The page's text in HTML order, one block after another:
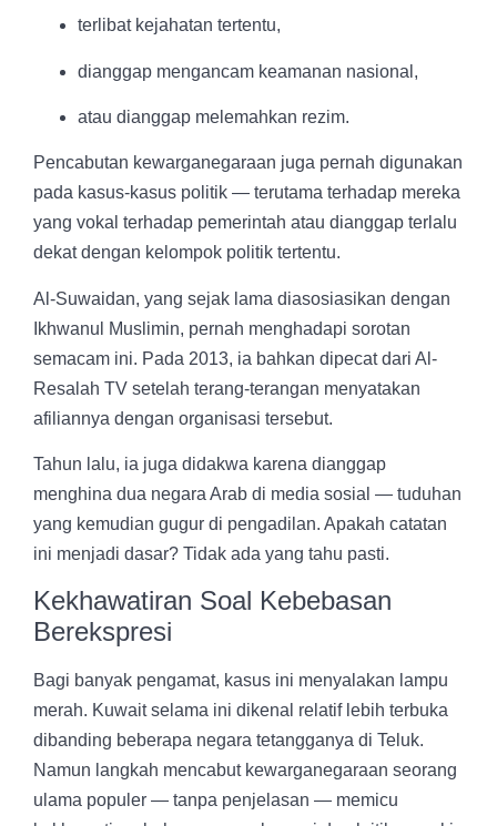
terlibat kejahatan tertentu,
dianggap mengancam keamanan nasional,
atau dianggap melemahkan rezim.
Pencabutan kewarganegaraan juga pernah digunakan
pada kasus-kasus politik — terutama terhadap mereka
yang vokal terhadap pemerintah atau dianggap terlalu
dekat dengan kelompok politik tertentu.
Al-Suwaidan, yang sejak lama diasosiasikan dengan
Ikhwanul Muslimin, pernah menghadapi sorotan
semacam ini. Pada 2013, ia bahkan dipecat dari Al-
Resalah TV setelah terang-terangan menyatakan
afiliannya dengan organisasi tersebut.
Tahun lalu, ia juga didakwa karena dianggap
menghina dua negara Arab di media sosial — tuduhan
yang kemudian gugur di pengadilan. Apakah catatan
ini menjadi dasar? Tidak ada yang tahu pasti.
Kekhawatiran Soal Kebebasan
Berekspresi
Bagi banyak pengamat, kasus ini menyalakan lampu
merah. Kuwait selama ini dikenal relatif lebih terbuka
dibanding beberapa negara tetangganya di Teluk.
Namun langkah mencabut kewarganegaraan seorang
ulama populer — tanpa penjelasan — memicu